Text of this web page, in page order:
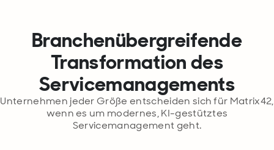
Branchenübergreifende
Transformation des
Servicemanagements
Unternehmen jeder Größe entscheiden sich für Matrix42,
wenn es um modernes, KI-gestütztes
Servicemanagement geht.